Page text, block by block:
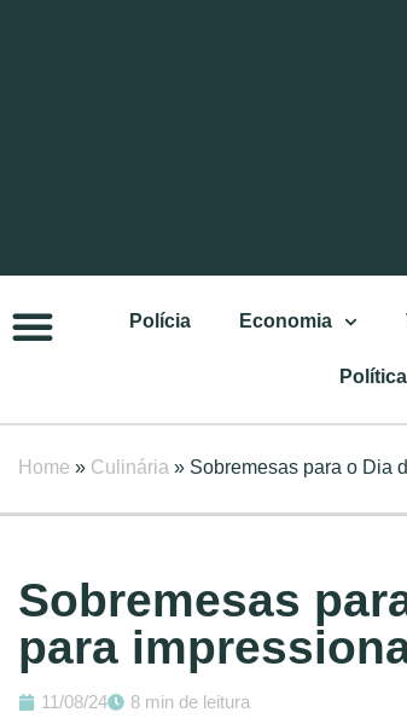
Polícia Economia
Política
Home » Culinária » Sobremesas para o Dia
Sobremesas
para
11/08/24
8 min de leitura